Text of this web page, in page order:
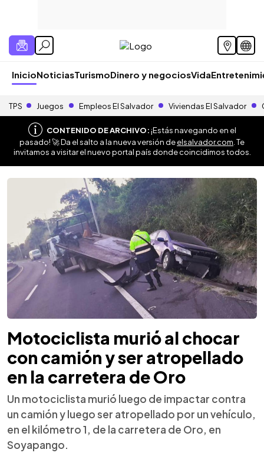
InicioNoticiasTurismoDinero y negociosVida
TPS Juegos Empleos El Salvador Viviendas El Salvador
CONTENIDO DE ARCHIVO:¡Estás navegando en el
pasado! 🚀 Da el salto a la nueva versión deelsalvador.com . Te
invitamos a visitar el nuevo portal país donde coincidimos todos.
Motociclista murió al chocar
con camión y ser atropellado
en la carretera de Oro
Un motociclista murió luego de impactar contra
un camión y luego ser atropellado por un vehículo,
en el kilómetro 1, de la carretera de Oro, en
Soyapango.